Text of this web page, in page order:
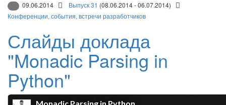
09.06.2014 Выпуск 31 (08.06.2014 - 06.07.2014)
Конференции, события, встречи разработчиков
Слайды доклада
"Monadic Parsing in
Python"